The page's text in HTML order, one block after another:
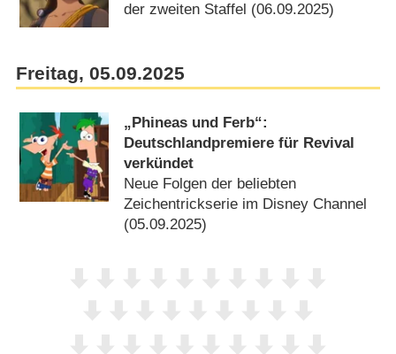
der zweiten Staffel (06.09.2025)
Freitag, 05.09.2025
„Phineas und Ferb“:
Deutschlandpremiere für Revival
verkündet
Neue Folgen der beliebten
Zeichentrickserie im Disney Channel
(05.09.2025)